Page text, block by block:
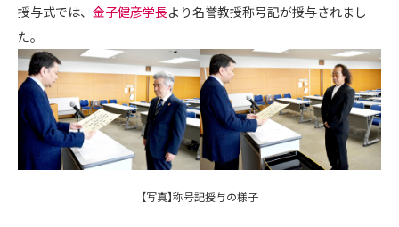
授与式では、 金子健彦学長より名誉教授称号記が授与されまし
た。
【写真】称号記授与の様子